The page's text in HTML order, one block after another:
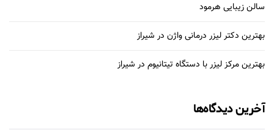
سالن زیبایی هرمود
بهترین دکتر لیزر درمانی واژن در شیراز
بهترین مرکز لیزر با دستگاه تیتانیوم در شیراز
آخرین دیدگاه‌ها